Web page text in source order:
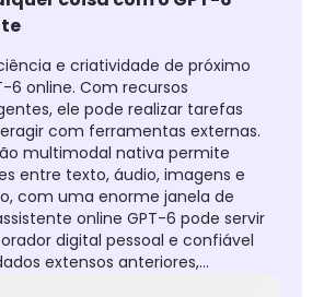
e criatividade de próximo
6 online. Com recursos
ele pode realizar tarefas
com ferramentas externas.
multimodal nativa permite
entre texto, áudio, imagens e
com uma enorme janela de
online GPT-6 pode servir
digital pessoal e confiável
extensos anteriores,